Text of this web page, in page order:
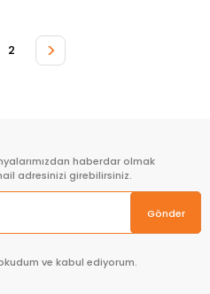
2 >
haberdar olmak
adresinizi girebilirsiniz.
Gönder
okudum ve kabul ediyorum.